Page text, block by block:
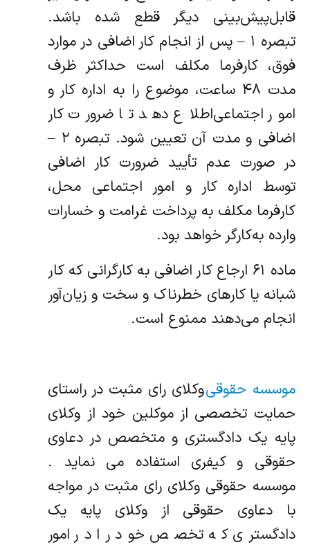
قابل‌پیش‌بینی دیگر قطع شده باشد.
‌تبصره ۱ – پس از انجام کار اضافی در موارد
فوق، کارفرما مکلف است حداکثر ظرف
مدت ۴۸ ساعت، موضوع را به اداره کار و
امور اجتماعی‌اطلاع دهد تا ضرورت کار
اضافی و مدت آن تعیین شود. ‌تبصره ۲ –
در صورت عدم تأیید ضرورت کار اضافی
توسط اداره کار و امور اجتماعی محل،
کارفرما مکلف به پرداخت غرامت و خسارات
وارده به‌کارگر خواهد بود.
ماده ۶۱ ارجاع کار اضافی به کارگرانی که کار
شبانه یا کارهای خطرناک و سخت و زیان‌آور
انجام می‌دهند ممنوع است.
موسسه حقوقیوکلای رای مثبت در راستای
حمایت تخصصی از موکلین خود از وکلای
پایه یک دادگستری و متخصص در دعاوی
حقوقی و کیفری استفاده می نماید .
موسسه حقوقی وکلای رای مثبت در مواجه
با دعاوی حقوقی از وکلای پایه یک
دادگستری که تخصص خود را در امور